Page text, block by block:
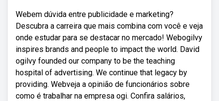
Webem dúvida entre publicidade e marketing?
Descubra a carreira que mais combina com você e veja
onde estudar para se destacar no mercado! Webogilvy
inspires brands and people to impact the world. David
ogilvy founded our company to be the teaching
hospital of advertising. We continue that legacy by
providing. Webveja a opinião de funcionários sobre
como é trabalhar na empresa ogi. Confira salários,